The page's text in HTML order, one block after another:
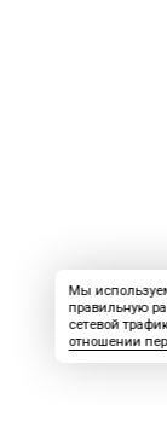
Мы
правильную
сетевой
отношении